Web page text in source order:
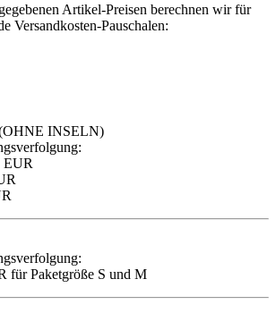
Artikel-Preisen berechnen wir für
Versandkosten-Pauschalen:
INSELN)
EUR
für Paketgröße S und M